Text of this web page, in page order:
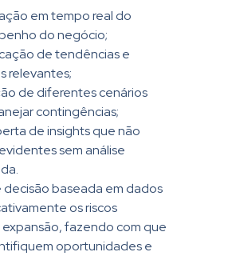
em tempo real do
do negócio;
de tendências e
relevantes;
de diferentes cenários
contingências;
de insights que não
sem análise
baseada em dados
os riscos
expansão, fazendo com que
oportunidades e